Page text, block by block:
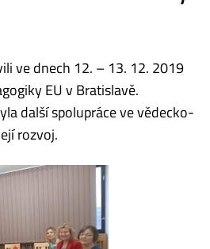
ve dnech 12. – 13. 12. 2019
EU v Bratislavě.
další spolupráce ve vědecko-
rozvoj.